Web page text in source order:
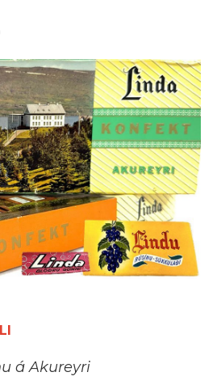
á Akureyri